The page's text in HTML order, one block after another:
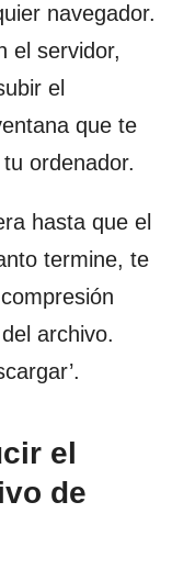
navegador.
el servidor,
el
que te
ordenador.
hasta que el
termine, te
archivo.
el
de